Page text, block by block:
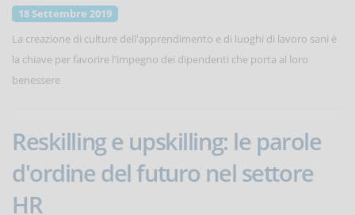
18 Settembre 2019
La creazione di culture dell'apprendimento e di luoghi di lavoro sani è
la chiave per favorire l'impegno dei dipendenti che porta al loro
benessere
Reskilling e upskilling: le parole
d'ordine del futuro nel settore
HR